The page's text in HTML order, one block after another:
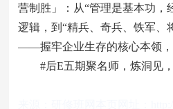
营制胜」：从“管理是基本功，
逻辑，到“精兵、奇兵、铁军、
——握牢企业生存的核心本领
#后E五期聚名师，炼洞见，